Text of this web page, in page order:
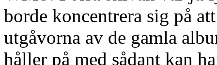
borde koncentrera sig på
utgåvorna av de gamla
håller på med sådant kan